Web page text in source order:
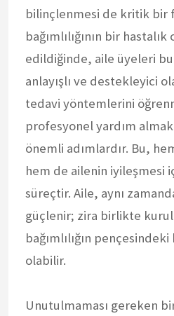
bilinçlenmesi de kritik bir
bağımlılığının bir
edildiğinde, aile üyeleri
anlayışlı ve destekleyici
tedavi yöntemlerini
profesyonel yardım
önemli adımlardır. Bu,
hem de ailenin iyileşmesi
süreçtir. Aile, aynı
güçlenir; zira birlikte
bağımlılığın pençesindeki
olabilir.
Unutulmaması gereken